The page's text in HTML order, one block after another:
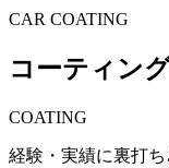
CAR COATING
コーティン
COATING
経験・実績に裏打